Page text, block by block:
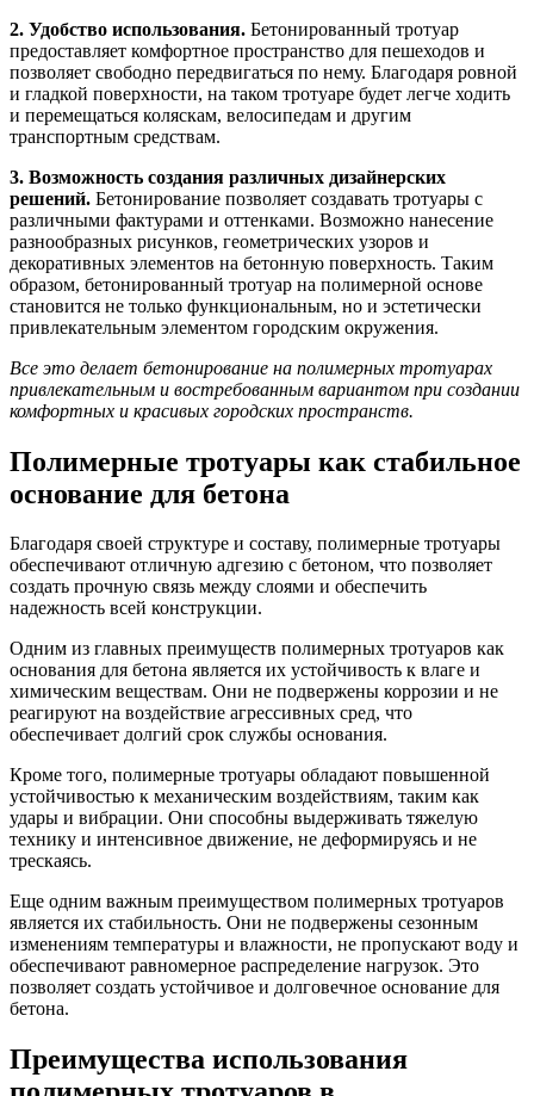
2. Удобство использования. Бетонированный тротуар
предоставляет комфортное пространство для пешеходов и
позволяет свободно передвигаться по нему. Благодаря ровной
и гладкой поверхности, на таком тротуаре будет легче ходить
и перемещаться коляскам, велосипедам и другим
транспортным средствам.
3. Возможность создания различных дизайнерских
решений. Бетонирование позволяет создавать тротуары с
различными фактурами и оттенками. Возможно нанесение
разнообразных рисунков, геометрических узоров и
декоративных элементов на бетонную поверхность. Таким
образом, бетонированный тротуар на полимерной основе
становится не только функциональным, но и эстетически
привлекательным элементом городским окружения.
Все это делает бетонирование на полимерных тротуарах
привлекательным и востребованным вариантом при создании
комфортных и красивых городских пространств.
Полимерные тротуары как стабильное
основание для бетона
Благодаря своей структуре и составу, полимерные тротуары
обеспечивают отличную адгезию с бетоном, что позволяет
создать прочную связь между слоями и обеспечить
надежность всей конструкции.
Одним из главных преимуществ полимерных тротуаров как
основания для бетона является их устойчивость к влаге и
химическим веществам. Они не подвержены коррозии и не
реагируют на воздействие агрессивных сред, что
обеспечивает долгий срок службы основания.
Кроме того, полимерные тротуары обладают повышенной
устойчивостью к механическим воздействиям, таким как
удары и вибрации. Они способны выдерживать тяжелую
технику и интенсивное движение, не деформируясь и не
трескаясь.
Еще одним важным преимуществом полимерных тротуаров
является их стабильность. Они не подвержены сезонным
изменениям температуры и влажности, не пропускают воду и
обеспечивают равномерное распределение нагрузок. Это
позволяет создать устойчивое и долговечное основание для
бетона.
Преимущества использования